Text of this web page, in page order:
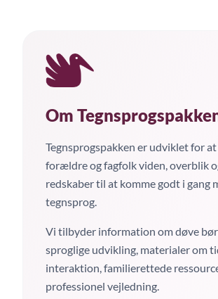
Om
Tegnsprogspakken er udviklet for
forældre og fagfolk viden, overblik
redskaber til at komme godt i gang
tegnsprog.
Vi tilbyder information om døve
sproglige udvikling, materialer om
interaktion, familierettede
professionel vejledning.